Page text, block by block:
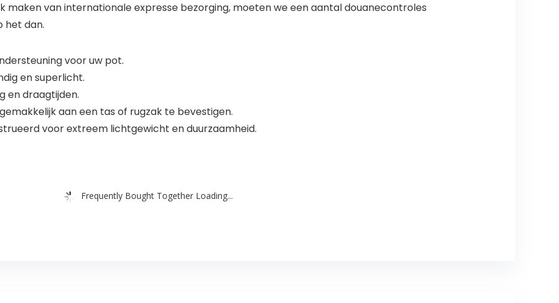
maken van internationale expresse bezorging, moeten we een aantal douanecontroles
het dan.
voor uw pot.
en superlicht.
en draagtijden.
aan een tas of rugzak te bevestigen.
voor extreem lichtgewicht en duurzaamheid.
Frequently Bought Together Loading...